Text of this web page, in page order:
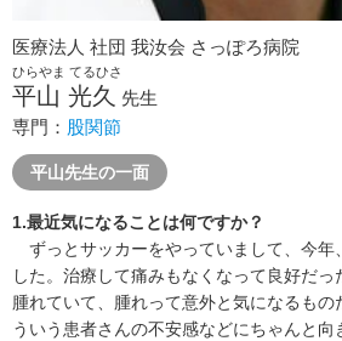
医療法人 社団 我汝会 さっぽろ病院
ひらやま てるひさ
平山 光久 先生
専門： 股関節
平山先生の一面
1.最近気になることは何ですか？
ずっとサッカーをやっていまして、今年
した。治療して痛みもなくなって良好だっ
腫れていて、腫れって意外と気になるもの
ういう患者さんの不安感などにちゃんと向